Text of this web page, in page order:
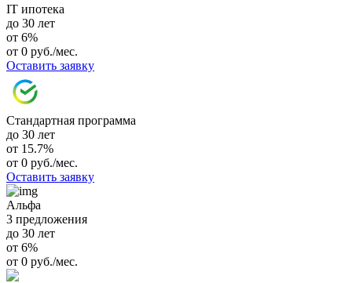
IT ипотека
до 30 лет
от 6%
от 0 руб./мес.
Оставить заявку
Стандартная программа
до 30 лет
от 15.7%
от 0 руб./мес.
Оставить заявку
Альфа
3 предложения
до 30 лет
от 6%
от 0 руб./мес.